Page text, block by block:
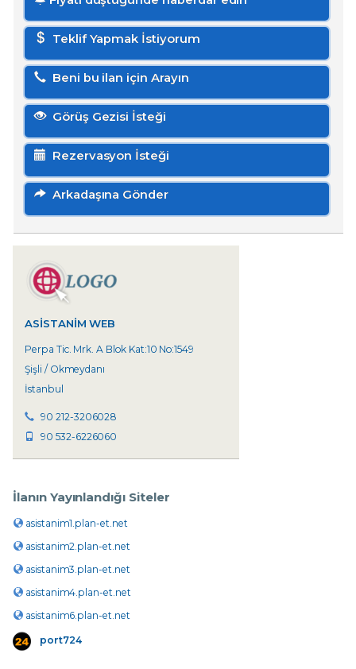
Teklif Yapmak İstiyorum
Beni bu ilan için Arayın
Görüş Gezisi İsteği
Rezervasyon İsteği
Arkadaşına Gönder
ASISTANIM WEB
Perpa Tic. Mrk. A Blok Kat:10 No:1549
Şişli / Okmeydanı
İstanbul
90 212-3206028
90 532-6226060
İlanın Yayınlandığı Siteler
asistanim1.plan-et.net
asistanim2.plan-et.net
asistanim3.plan-et.net
asistanim4.plan-et.net
asistanim6.plan-et.net
port724